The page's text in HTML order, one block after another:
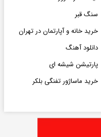
سنگ قبر
خرید خانه و آپارتمان در تهران
دانلود آهنگ
پارتیشن شیشه ای
خرید ماساژور تفنگی بلکر